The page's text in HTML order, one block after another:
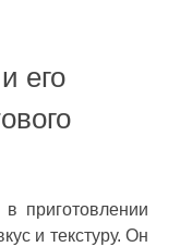
его
приготовлении
и текстуру. Он